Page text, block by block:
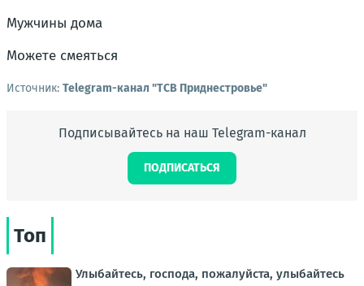
Мужчины дома
Можете смеяться
Источник: Telegram-канал "ТСВ Приднестровье"
Подписывайтесь на наш Telegram-канал
ПОДПИСАТЬСЯ
Топ
Улыбайтесь, господа, пожалуйста, улыбайтесь